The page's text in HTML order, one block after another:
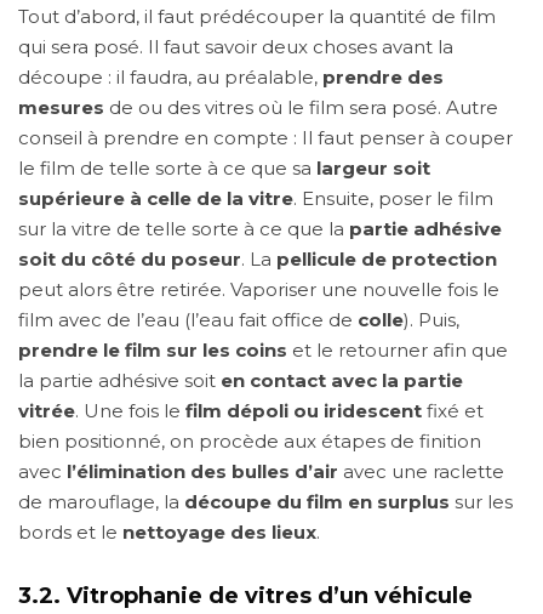
Tout d’abord, il faut prédécouper la quantité de film
qui sera posé. Il faut savoir deux choses avant la
découpe : il faudra, au préalable, prendre des
mesures de ou des vitres où le film sera posé. Autre
conseil à prendre en compte : Il faut penser à couper
le film de telle sorte à ce que sa largeur soit
supérieure à celle de la vitre. Ensuite, poser le film
sur la vitre de telle sorte à ce que la partie adhésive
soit du côté du poseur. La pellicule de protection
peut alors être retirée. Vaporiser une nouvelle fois le
film avec de l’eau (l’eau fait office de colle). Puis,
prendre le film sur les coins et le retourner afin que
la partie adhésive soit en contact avec la partie
vitrée. Une fois le film dépoli ou iridescent fixé et
bien positionné, on procède aux étapes de finition
avec l’élimination des bulles d’air avec une raclette
de marouflage, la découpe du film en surplus sur les
bords et le nettoyage des lieux.
3.2. Vitrophanie de vitres d’un véhicule